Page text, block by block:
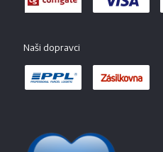
Naši dopravci